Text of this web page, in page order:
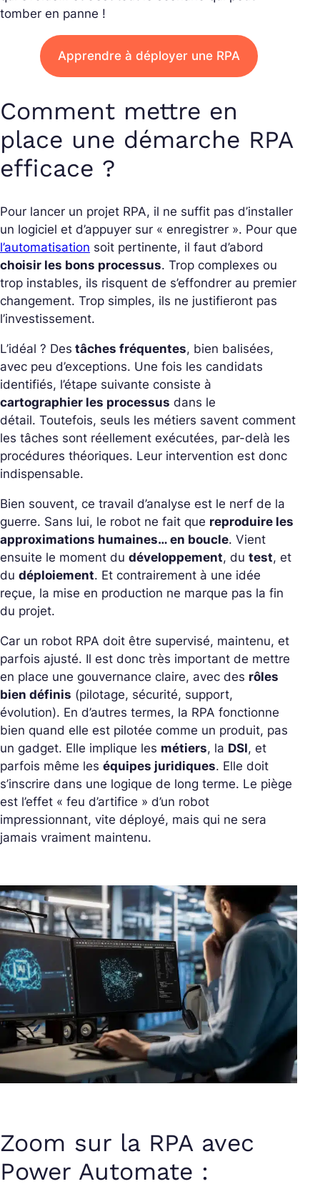
tomber en panne !
Apprendre à déployer une RPA
Comment mettre en
place une démarche RPA
efficace ?
Pour lancer un projet RPA, il ne suffit pas d’installer
un logiciel et d’appuyer sur « enregistrer ». Pour que
l’automatisation soit pertinente, il faut d’abord
choisir les bons processus. Trop complexes ou
trop instables, ils risquent de s’effondrer au premier
changement. Trop simples, ils ne justifieront pas
l’investissement.
L’idéal ? Des tâches fréquentes, bien balisées,
avec peu d’exceptions. Une fois les candidats
identifiés, l’étape suivante consiste à
cartographier les processus dans le
détail. Toutefois, seuls les métiers savent comment
les tâches sont réellement exécutées, par-delà les
procédures théoriques. Leur intervention est donc
indispensable.
Bien souvent, ce travail d’analyse est le nerf de la
guerre. Sans lui, le robot ne fait que reproduire les
approximations humaines… en boucle. Vient
ensuite le moment du développement, du test, et
du déploiement. Et contrairement à une idée
reçue, la mise en production ne marque pas la fin
du projet.
Car un robot RPA doit être supervisé, maintenu, et
parfois ajusté. Il est donc très important de mettre
en place une gouvernance claire, avec des rôles
bien définis (pilotage, sécurité, support,
évolution). En d’autres termes, la RPA fonctionne
bien quand elle est pilotée comme un produit, pas
un gadget. Elle implique les métiers, la DSI, et
parfois même les équipes juridiques. Elle doit
s’inscrire dans une logique de long terme. Le piège
est l’effet « feu d’artifice » d’un robot
impressionnant, vite déployé, mais qui ne sera
jamais vraiment maintenu.
Zoom sur la RPA avec
Power Automate :